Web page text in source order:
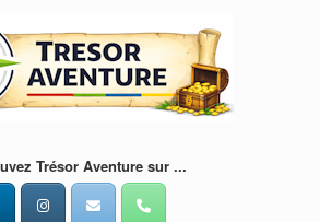
Trésor Aventure sur ...